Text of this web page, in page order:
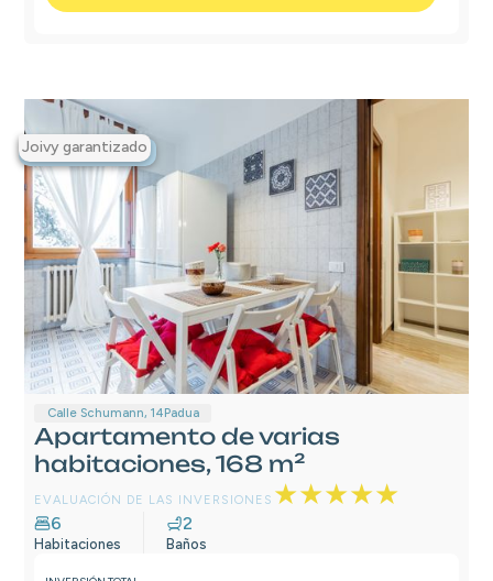
Destacados
Joivy garantizado
Calle Schumann, 14Padua
Apartamento de varias
habitaciones, 168 m²
EVALUACIÓN DE LAS INVERSIONES ★★★★★
6
Habitaciones
2
Baños